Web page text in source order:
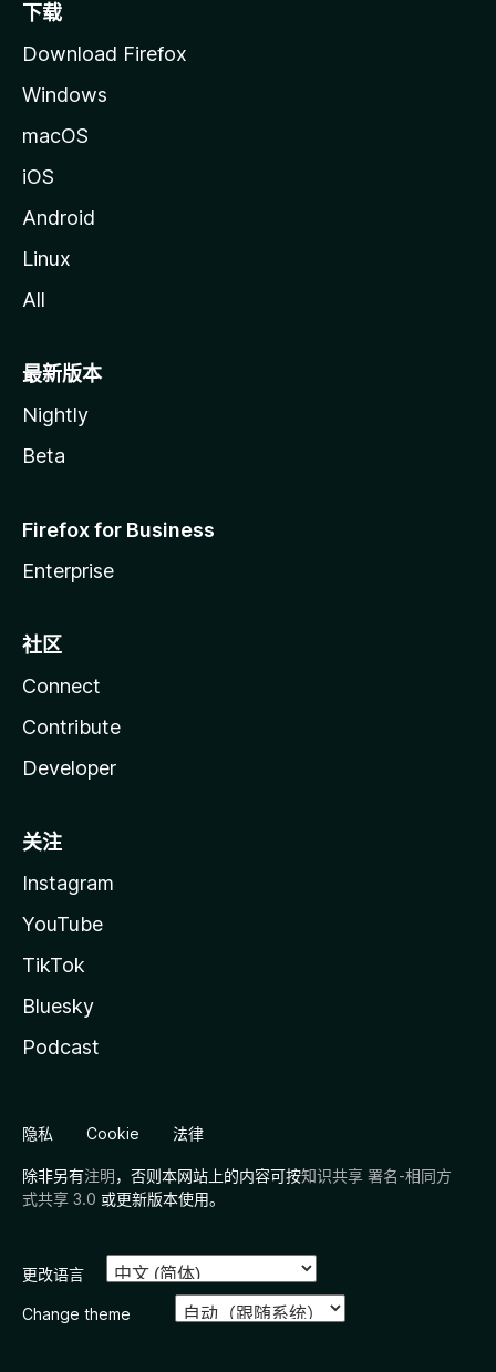
下载
Download Firefox
Windows
macOS
iOS
Android
Linux
All
最新版本
Nightly
Beta
Firefox for Business
Enterprise
社区
Connect
Contribute
Developer
关注
Instagram
YouTube
TikTok
Bluesky
Podcast
隐私 Cookie 法律
除非另有注明，否则本网站上的内容可按知识共享 署名-相同方
式共享 3.0 或更新版本使用。
更改语言
Change theme